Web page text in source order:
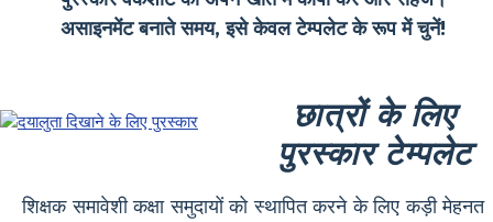
असाइनमेंट बनाते समय, इसे केवल टेम्पलेट के रूप में चुनें!
छात्रों के लिए
पुरस्कार टेम्पलेट
शिक्षक समावेशी कक्षा समुदायों को स्थापित करने के लिए कड़ी मेहनत